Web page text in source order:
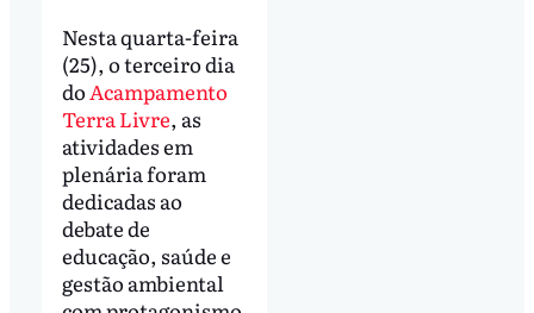
Nesta quarta-feira
(25), o terceiro dia
doAcampamento
Terra Livre, as
atividades em
plenária foram
dedicadas ao
debate de
educação, saúde e
gestão ambiental